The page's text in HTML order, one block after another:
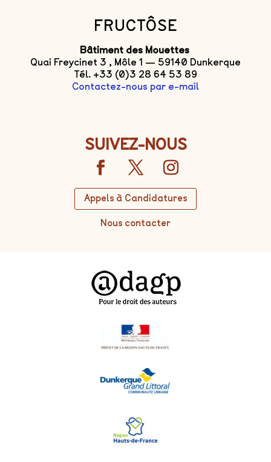
FRUCTÔSE
Bâtiment des Mouettes
Quai Freycinet 3 , Môle 1 — 59140 Dunkerque
Tél. +33 (0)3 28 64 53 89
Contactez-nous par e-mail
SUIVEZ-NOUS
Appels à Candidatures
Nous contacter